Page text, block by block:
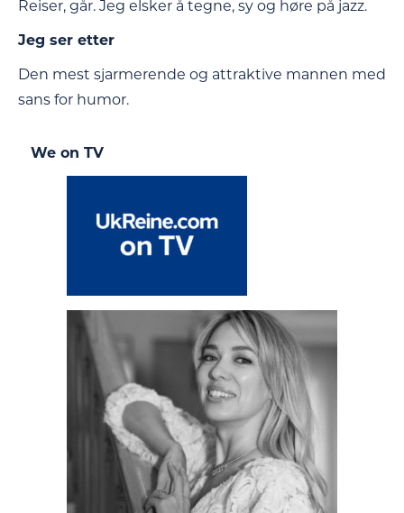
Reiser, går. Jeg elsker å tegne, sy og høre på jazz.
Jeg ser etter
Den mest sjarmerende og attraktive mannen med
sans for humor.
We on TV